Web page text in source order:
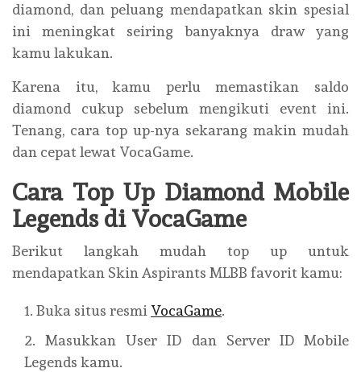
diamond, dan peluang mendapatkan skin spesial
ini meningkat seiring banyaknya draw yang
kamu lakukan.
Karena itu, kamu perlu memastikan saldo
diamond cukup sebelum mengikuti event ini.
Tenang, cara top up-nya sekarang makin mudah
dan cepat lewat VocaGame.
Cara Top Up Diamond Mobile
Legends di VocaGame
Berikut langkah mudah top up untuk
mendapatkan Skin Aspirants MLBB favorit kamu:
Buka situs resmi VocaGame.
Masukkan User ID dan Server ID Mobile
Legends kamu.